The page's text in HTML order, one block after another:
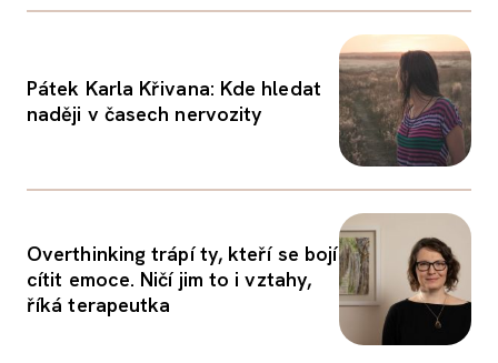
PORADNA
Pátek Karla Křivana: Kde hledat
naději v časech nervozity
Overthinking trápí ty, kteří se bojí
cítit emoce. Ničí jim to i vztahy,
říká terapeutka